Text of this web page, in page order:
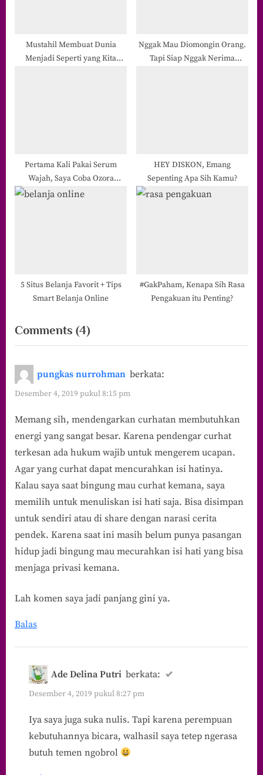
Mustahil Membuat Dunia
Menjadi Seperti yang Kita
Nggak Mau Diomongin Orang.
Tapi Siap Nggak Nerima
Pertama Kali Pakai Serum
Wajah, Saya Coba Ozora
Vitamin C Serum
HEY DISKON, Emang
Sepenting Apa Sih Kamu?
5 Situs Belanja Favorit + Tips
Smart Belanja Online
#GakPaham, Kenapa Sih Rasa
Pengakuan itu Penting?
Comments (4)on
“Tentang
Butuh
Didengarkan”
pungkas nurrohman berkata:
Desember 4, 2019 pukul 8:15 pm
Memang sih, mendengarkan curhatan membutuhkan
energi yang sangat besar. Karena pendengar curhat
terkesan ada hukum wajib untuk mengerem ucapan.
Agar yang curhat dapat mencurahkan isi hatinya.
Kalau saya saat bingung mau curhat kemana, saya
memilih untuk menuliskan isi hati saja. Bisa disimpan
untuk sendiri atau di share dengan narasi cerita
pendek. Karena saat ini masih belum punya pasangan
hidup jadi bingung mau mecurahkan isi hati yang bisa
menjaga privasi kemana.
Lah komen saya jadi panjang gini ya.
Balas
Ade Delina Putri berkata:
Desember 4, 2019 pukul 8:27 pm
Iya saya juga suka nulis. Tapi karena perempuan
kebutuhannya bicara, walhasil saya tetep ngerasa
butuh temen ngobrol